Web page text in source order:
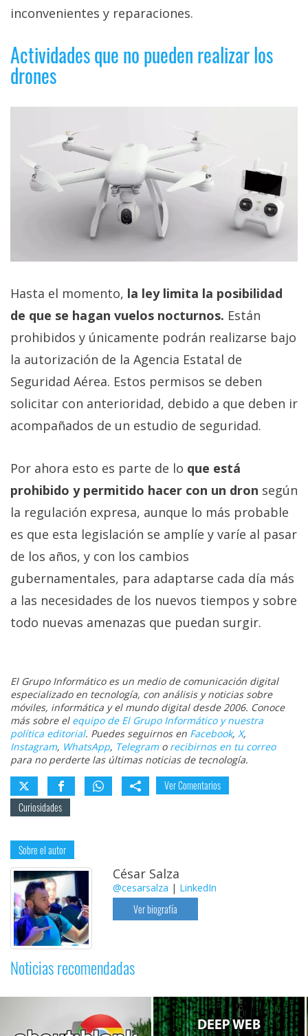
inconvenientes y reparaciones.
Actividades que no pueden realizar los
drones
Hasta el momento, la ley limita la posibilidad
de que se hagan vuelos nocturnos. Están
prohibidos y únicamente podrán realizarse bajo
la autorización de la Agencia Estatal de
Seguridad Aérea. Estos permisos se deben
solicitar con anterioridad, debido a que deben ir
acompañados de un estudio de seguridad.
Por ahora esto es parte de lo que está
prohibido y permitido hacer con un dron según
la regulación expresa, aunque lo más probable
es que esta legislación se amplíe y varíe al pasar
de los años, y con los cambios
gubernamentales, para adaptarse cada día más
a las necesidades de los nuevos tiempos y sobre
todo nuevas amenazas que puedan surgir.
El Grupo Informático es un medio de comunicación digital
especializado en tecnología, con análisis y noticias sobre
móviles, informática y el mundo digital desde 2006. Conoce
más sobre el equipo de El Grupo Informático y nuestra
política editorial. Puedes seguirnos en Facebook, X,
Instagram, WhatsApp, Telegramo recibirnos en tu correo
para no perderte las últimas noticias de tecnología.
Ver Comentarios
Curiosidades
Sobre el autor
César Salza
@cesarsalza | LinkedIn
Ver biografía
Noticias recomendadas